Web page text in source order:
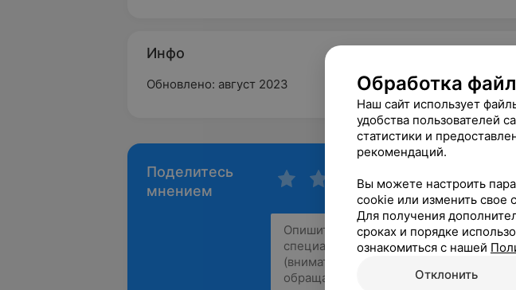
Инфо
Обновлено: август 2023
Поделитесь
мнением
Обработка
Наш сайт использует
удобства пользователей
статистики и
рекомендаций.
Вы можете настроить
cookie или изменить свое
Для получения
сроках и порядке
ознакомиться с нашей
Отклонить